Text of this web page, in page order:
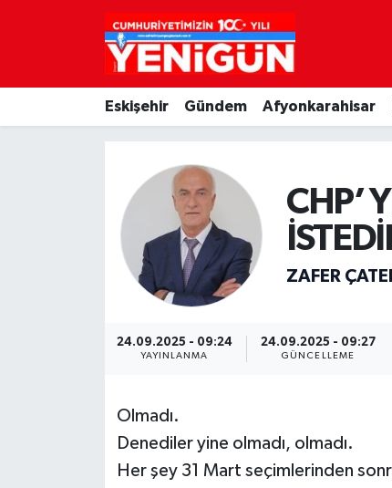
Eskişehir Gündem Afyonkarahisar
CHP’
ZAFER
24.09.2025 - 09:24
YAYINLANMA
24.09.2025 - 09:27
GÜNCELLEME
Olmadı.
Denediler yine olmadı, olmadı.
Her şey 31 Mart seçimlerinden
Nöbetçi Eczaneler
Hava Durumu
Süper Lig Puan Durumu ve Fikstür
Tüm Manşetler
Son Dakika Haberleri
Haber Arşivi